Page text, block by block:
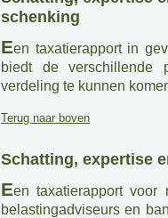
schenking
Een taxatierapport in
biedt de verschillende
verdeling te kunnen
Terug naar boven
Schatting, expertise
Een taxatierapport voor
belastingadviseurs en